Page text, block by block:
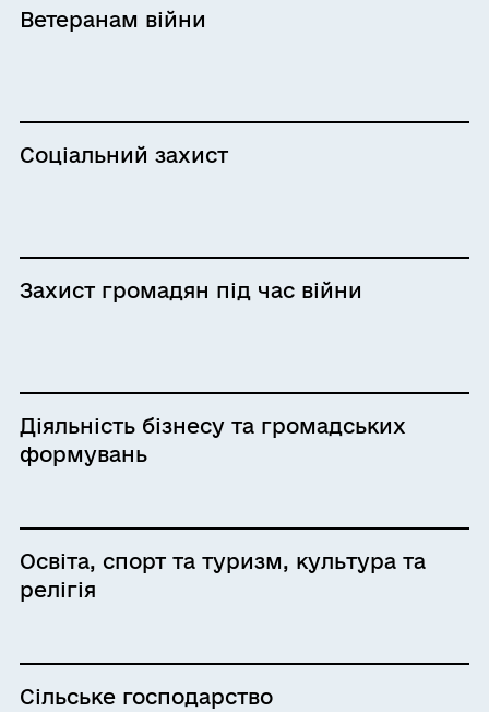
Ветеранам війни
Соціальний захист
Захист громадян під час війни
Діяльність бізнесу та громадських
формувань
Освіта, спорт та туризм, культура та
релігія
Сільське господарство